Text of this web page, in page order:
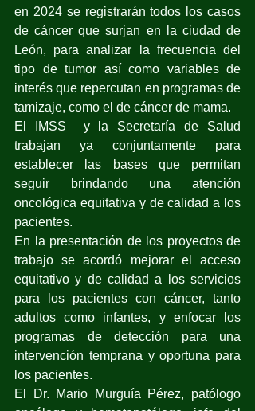
en 2024 se registrarán todos los casos
de cáncer que surjan en la ciudad de
León, para analizar la frecuencia del
tipo de tumor así como variables de
interés que repercutan en programas de
tamizaje, como el de cáncer de mama.
El IMSS  y la Secretaría de Salud
trabajan ya conjuntamente para
establecer las bases que permitan
seguir brindando una atención
oncológica equitativa y de calidad a los
pacientes.
En la presentación de los proyectos de
trabajo se acordó mejorar el acceso
equitativo y de calidad a los servicios
para los pacientes con cáncer, tanto
adultos como infantes, y enfocar los
programas de detección para una
intervención temprana y oportuna para
los pacientes.
El Dr. Mario Murguía Pérez, patólogo